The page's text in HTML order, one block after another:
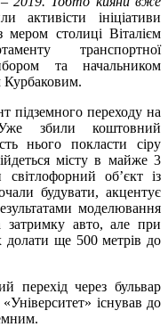
активісти ініціативи
мером столиці Віталієм
транспортної
та начальником
Курбаковим.
підземного переходу на
Уже збили коштовний
нього покласти сіру
місту в майже 3
об’єкт із
будувати, акцентує
моделювання
авто, але при
ще 500 метрів до
перехід через бульвар
існував до